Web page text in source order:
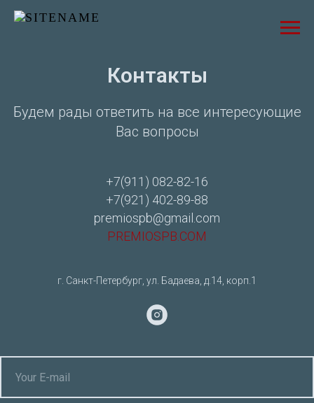
Контакты
Будем рады ответить на все интересующие
Вас вопросы
+7(911) 082-82-16
+7(921) 402-89-88
premiospb@gmail.com
PREMIOSPB.COM
г. Санкт-Петербург, ул. Бадаева, д.14, корп.1